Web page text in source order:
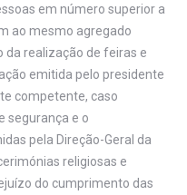
em número superior a
ao mesmo agregado
da realização de feiras e
emitida pelo presidente
competente, caso
segurança e o
pela Direção-Geral da
religiosas e
do cumprimento das